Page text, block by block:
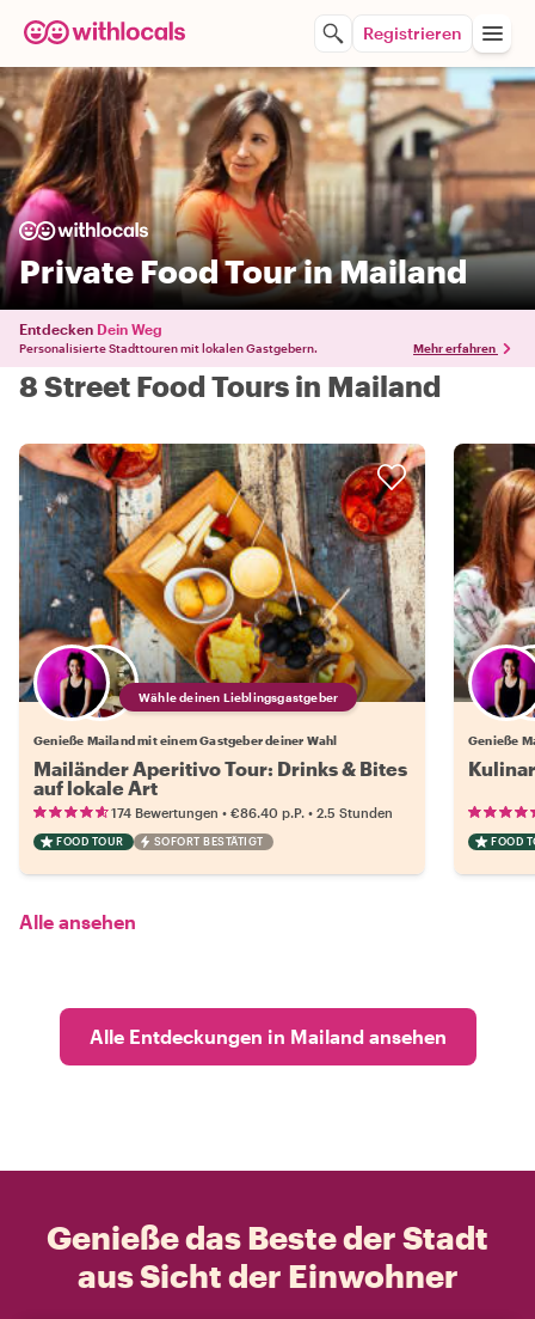
Registrieren
Private Food Tour in Mailand
Entdecken Dein Weg
Personalisierte Stadttouren mit lokalen Gastgebern. Mehr erfahren
8 Street Food Tours in Mailand
Wähle deinen Lieblingsgastgeber
Genieße Mailand mit einem Gastgeber deiner Wahl
Mailänder Aperitivo Tour: Drinks & Bites
auf lokale Art
174 Bewertungen • €86.40 p.P. • 2.5 Stunden
FOOD TOUR SOFORT BESTÄTIGT
Genieße
FOOD
Alle ansehen
Alle Entdeckungen in Mailand ansehen
Genieße das Beste der Stadt
aus Sicht der Einwohner